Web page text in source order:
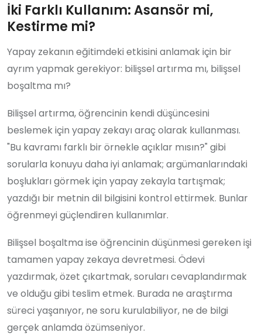
İki Farklı Kullanım: Asansör mi,
Kestirme mi?
Yapay zekanın eğitimdeki etkisini anlamak için bir
ayrım yapmak gerekiyor: bilişsel artırma mı, bilişsel
boşaltma mı?
Bilişsel artırma, öğrencinin kendi düşüncesini
beslemek için yapay zekayı araç olarak kullanması.
"Bu kavramı farklı bir örnekle açıklar mısın?" gibi
sorularla konuyu daha iyi anlamak; argümanlarındaki
boşlukları görmek için yapay zekayla tartışmak;
yazdığı bir metnin dil bilgisini kontrol ettirmek. Bunlar
öğrenmeyi güçlendiren kullanımlar.
Bilişsel boşaltma ise öğrencinin düşünmesi gereken işi
tamamen yapay zekaya devretmesi. Ödevi
yazdırmak, özet çıkartmak, soruları cevaplandırmak
ve olduğu gibi teslim etmek. Burada ne araştırma
süreci yaşanıyor, ne soru kurulabiliyor, ne de bilgi
gerçek anlamda özümseniyor.